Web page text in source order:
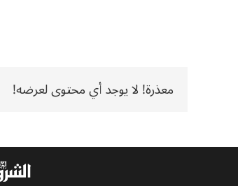
معذرة! لا يوجد أي محتوى لعرضه!